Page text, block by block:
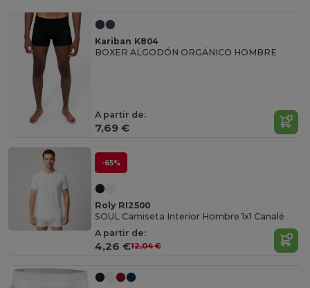
Kariban K804
BOXER ALGODÓN ORGÁNICO HOMBRE
A partir de:
7,69 €
-65%
Roly RI2500
SOUL Camiseta Interior Hombre 1x1 Canalé
A partir de:
4,26 €12,04 €